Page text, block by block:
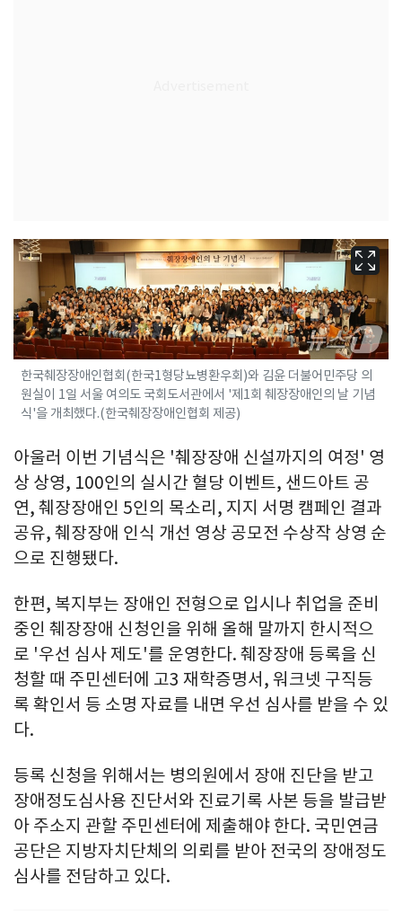
한국췌장장애인협회(한국1형당뇨병환우회)와 김윤 더불어민주당 의
원실이 1일 서울 여의도 국회도서관에서 '제1회 췌장장애인의 날 기념
식'을 개최했다.(한국췌장장애인협회 제공)
아울러 이번 기념식은 '췌장장애 신설까지의 여정' 영
상 상영, 100인의 실시간 혈당 이벤트, 샌드아트 공
연, 췌장장애인 5인의 목소리, 지지 서명 캠페인 결과
공유, 췌장장애 인식 개선 영상 공모전 수상작 상영 순
으로 진행됐다.
한편, 복지부는 장애인 전형으로 입시나 취업을 준비
중인 췌장장애 신청인을 위해 올해 말까지 한시적으
로 '우선 심사 제도'를 운영한다. 췌장장애 등록을 신
청할 때 주민센터에 고3 재학증명서, 워크넷 구직등
록 확인서 등 소명 자료를 내면 우선 심사를 받을 수 있
다.
등록 신청을 위해서는 병의원에서 장애 진단을 받고
장애정도심사용 진단서와 진료기록 사본 등을 발급받
아 주소지 관할 주민센터에 제출해야 한다. 국민연금
공단은 지방자치단체의 의뢰를 받아 전국의 장애정도
심사를 전담하고 있다.